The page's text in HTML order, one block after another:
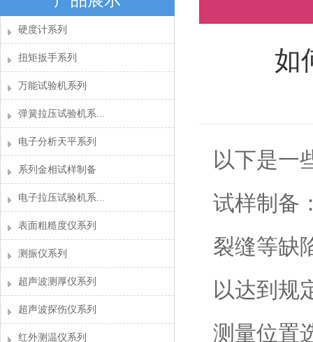
硬度计系列
扭矩扳手系列
万能试验机系列
弹簧拉压试验机系...
电子分析天平系列
系列金相试样制备
电子拉压试验机系...
表面粗糙度仪系列
测振仪系列
超声波测厚仪系列
超声波探伤仪系列
红外测温仪系列
如
以下是一
试样制备
裂缝等缺
以达到规
测量位置